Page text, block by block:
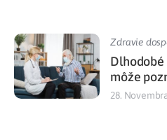
Zdravie
Dlhodobé
môže
28.